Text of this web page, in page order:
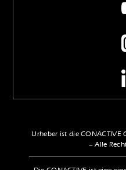
Urheber ist die CONACTIVE
– Alle